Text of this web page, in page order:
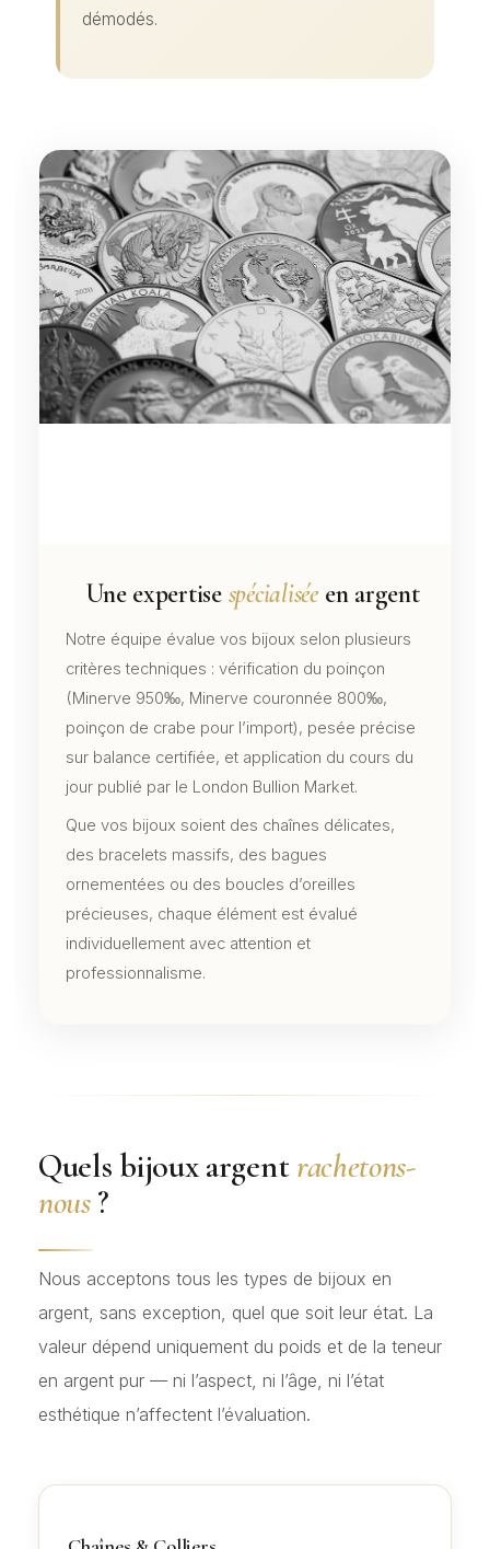
démodés.
Une expertise spécialisée en argent
Notre équipe évalue vos bijoux selon plusieurs
critères techniques : vérification du poinçon
(Minerve 950‰, Minerve couronnée 800‰,
poinçon de crabe pour l’import), pesée précise
sur balance certifiée, et application du cours du
jour publié par le London Bullion Market.
Que vos bijoux soient des chaînes délicates,
des bracelets massifs, des bagues
ornementées ou des boucles d’oreilles
précieuses, chaque élément est évalué
individuellement avec attention et
professionnalisme.
Quels bijoux argentrachetons-
nous?
Nous acceptons tous les types de bijoux en
argent, sans exception, quel que soit leur état. La
valeur dépend uniquement du poids et de la teneur
en argent pur — ni l’aspect, ni l’âge, ni l’état
esthétique n’affectent l’évaluation.